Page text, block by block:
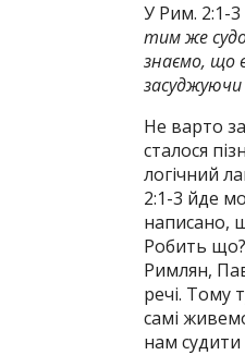
У Рим. 2:1-3
тим же
знаємо, що
Не варто
сталося
логічний
2:1-3 йде
написано,
Робить
Римлян,
речі. Тому
самі
нам судити